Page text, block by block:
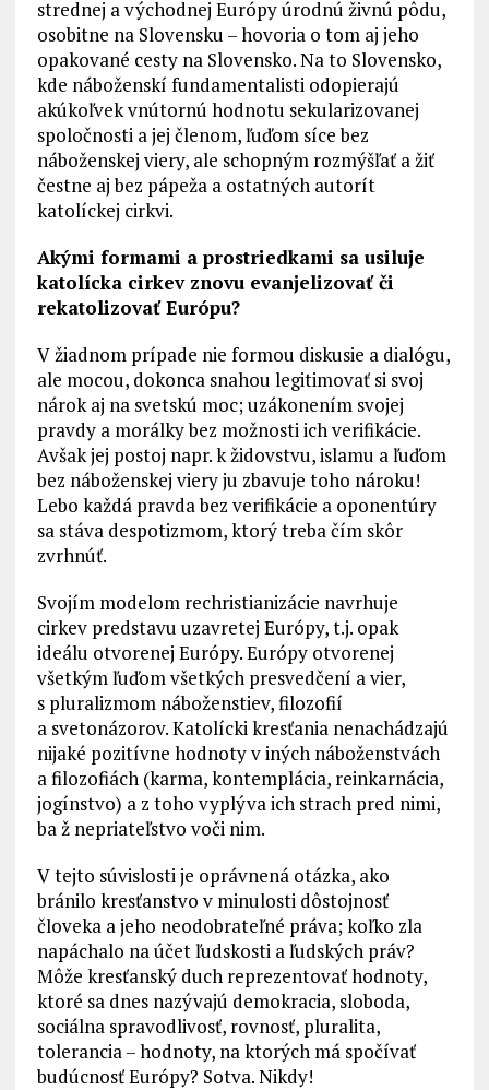
strednej a východnej Európy úrodnú živnú pôdu,
osobitne na Slovensku – hovoria o tom aj jeho
opakované cesty na Slovensko. Na to Slovensko,
kde náboženskí fundamentalisti odopierajú
akúkoľvek vnútornú hodnotu sekularizovanej
spoločnosti a jej členom, ľuďom síce bez
náboženskej viery, ale schopným rozmýšľať a žiť
čestne aj bez pápeža a ostatných autorít
katolíckej cirkvi.
Akými formami a prostriedkami sa usiluje
katolícka cirkev znovu evanjelizovať či
rekatolizovať Európu?
V žiadnom prípade nie formou diskusie a dialógu,
ale mocou, dokonca snahou legitimovať si svoj
nárok aj na svetskú moc; uzákonením svojej
pravdy a morálky bez možnosti ich verifikácie.
Avšak jej postoj napr. k židovstvu, islamu a ľuďom
bez náboženskej viery ju zbavuje toho nároku!
Lebo každá pravda bez verifikácie a oponentúry
sa stáva despotizmom, ktorý treba čím skôr
zvrhnúť.
Svojím modelom rechristianizácie navrhuje
cirkev predstavu uzavretej Európy, t.j. opak
ideálu otvorenej Európy. Európy otvorenej
všetkým ľuďom všetkých presvedčení a vier,
s pluralizmom náboženstiev, filozofií
a svetonázorov. Katolícki kresťania nenachádzajú
nijaké pozitívne hodnoty v iných náboženstvách
a filozofiách (karma, kontemplácia, reinkarnácia,
jogínstvo) a z toho vyplýva ich strach pred nimi,
ba ž nepriateľstvo voči nim.
V tejto súvislosti je oprávnená otázka, ako
bránilo kresťanstvo v minulosti dôstojnosť
človeka a jeho neodobrateľné práva; koľko zla
napáchalo na účet ľudskosti a ľudských práv?
Môže kresťanský duch reprezentovať hodnoty,
ktoré sa dnes nazývajú demokracia, sloboda,
sociálna spravodlivosť, rovnosť, pluralita,
tolerancia – hodnoty, na ktorých má spočívať
budúcnosť Európy? Sotva. Nikdy!